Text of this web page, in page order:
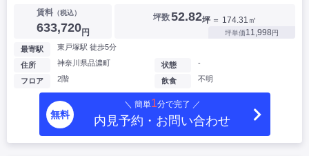
賃料（税込）
633,720円
坪数52.82坪 ＝ 174.31㎡
坪単価11,998円
最寄駅 東戸塚駅 徒歩5分
住所 神奈川県品濃町
フロア 2階
状態 -
飲食 不明
無料
＼ 簡単1分で完了 ／
内見予約・お問い合わせ